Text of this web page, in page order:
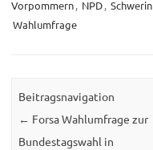
Vorpommern, NPD, Schwerin
Wahlumfrage
Beitragsnavigation
← Forsa Wahlumfrage zur
Bundestagswahl in